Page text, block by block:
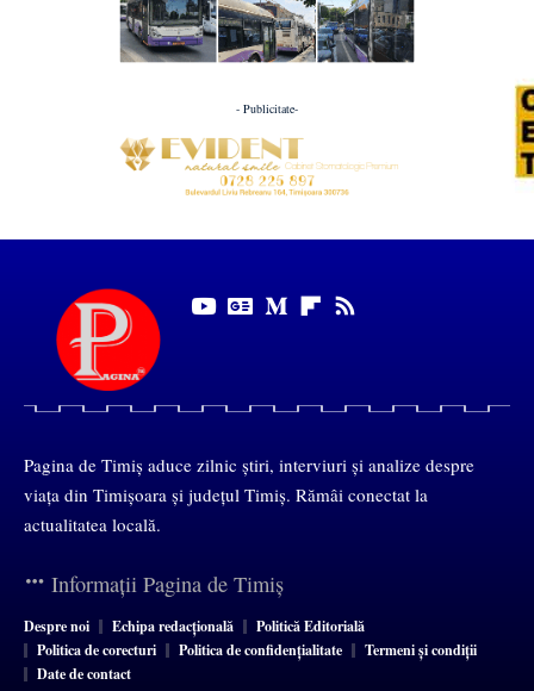
- Publicitate-
Pagina de Timiș aduce zilnic știri, interviuri și analize despre
viața din Timișoara și județul Timiș. Rămâi conectat la
actualitatea locală.
Informații Pagina de Timiș
Despre noi Echipa redacțională
Politică Editorială
Politica de corecturi
Politica de confidențialitate
Termeni și condiții
Date de contact